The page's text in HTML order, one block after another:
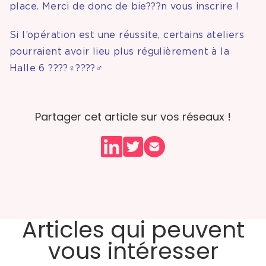
Partager cet article sur vos réseaux !
place. Merci de donc de bie???n vous inscrire !
Si l’opération est une réussite, certains ateliers
pourraient avoir lieu plus régulièrement à la
Halle 6 ????‍♀️????‍♂️
Articles qui peuvent
vous intéresser